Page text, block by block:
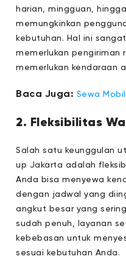
harian, mingguan,
memungkinkan
kebutuhan. Hal ini
memerlukan
memerlukan kendaraan
Baca Juga: Sewa
2. Fleksibilitas
Salah satu keunggulan
up Jakarta adalah
Anda bisa menyewa
dengan jadwal yang
angkut besar yang
sudah penuh, layanan
kebebasan untuk
sesuai kebutuhan Anda.